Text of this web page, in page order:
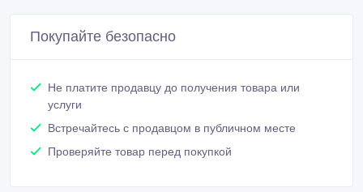
Покупайте безопасно
Не платите продавцу до получения товара или
услуги
Встречайтесь с продавцом в публичном месте
Проверяйте товар перед покупкой